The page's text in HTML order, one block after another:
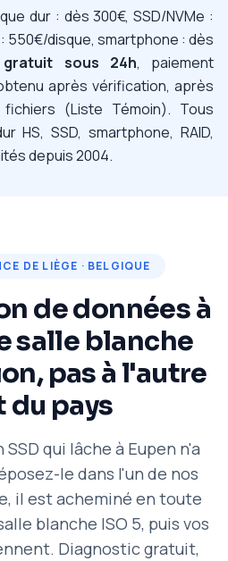
dur : dès 300€, SSD/NVMe :
: 550€/disque, smartphone : dès
gratuit sous 24h, paiement
après vérification, après
(Liste Témoin). Tous
HS, SSD, smartphone, RAID,
depuis 2004.
DE LIÈGE · BELGIQUE
de données à
salle blanche
pas à l'autre
du pays
qui lâche à Eupen n'a
le dans l'un de nos
il est acheminé en toute
blanche ISO 5, puis vos
Diagnostic gratuit,